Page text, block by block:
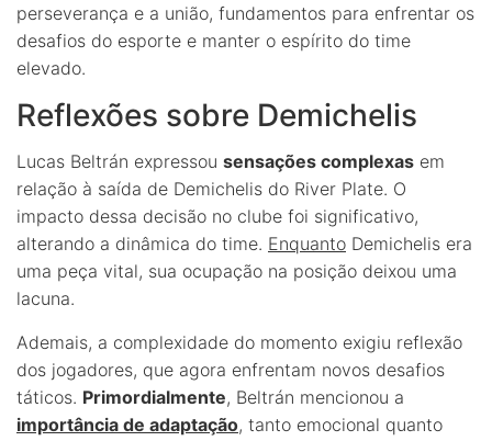
perseverança e a união, fundamentos para enfrentar os
desafios do esporte e manter o espírito do time
elevado.
Reflexões sobre Demichelis
Lucas Beltrán expressou sensações complexas em
relação à saída de Demichelis do River Plate. O
impacto dessa decisão no clube foi significativo,
alterando a dinâmica do time. Enquanto Demichelis era
uma peça vital, sua ocupação na posição deixou uma
lacuna.
Ademais, a complexidade do momento exigiu reflexão
dos jogadores, que agora enfrentam novos desafios
táticos. Primordialmente, Beltrán mencionou a
importância de adaptação, tanto emocional quanto